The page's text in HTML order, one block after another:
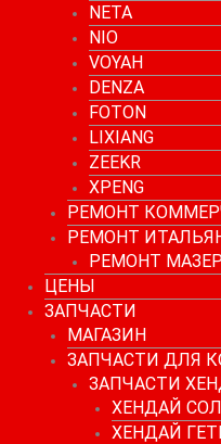
NETA
NIO
VOYAH
DENZA
FOTON
LIXIANG
ZEEKR
XPENG
РЕМОНТ
РЕМОНТ
РЕМОНТ
ЦЕНЫ
ЗАПЧАСТИ
МАГАЗИН
ЗАПЧАСТИ ДЛЯ
ЗАПЧАСТИ
ХЕНДАЙ
ХЕНДАЙ